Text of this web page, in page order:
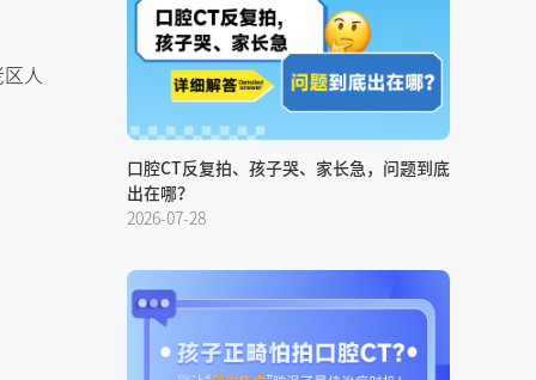
人
口腔CT反复拍、孩子哭、家长急，问题到底
出在哪？
2026-07-28